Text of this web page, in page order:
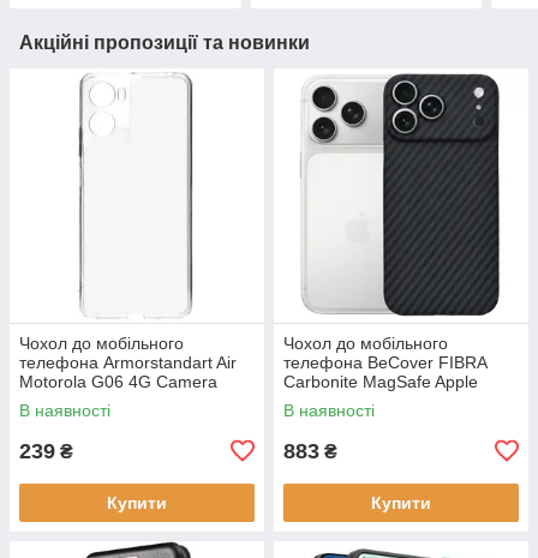
Акційні пропозиції та новинки
Чохол до мобільного
телефона Armorstandart Air
Motorola G06 4G Camera
cover Clear (ARM89057)
В наявності
239 ₴
Купити
Чохол до мобільного
телефона BeCover FIBRA
Carbonite MagSafe Apple
iPhone 17 Pro Max Black
(715410)
В наявності
883 ₴
Купити